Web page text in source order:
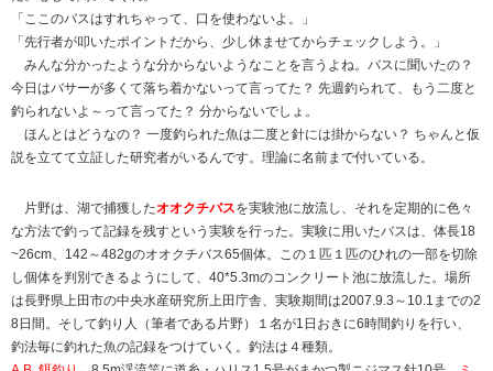
「ここのバスはすれちゃって、口を使わないよ。」
「先行者が叩いたポイントだから、少し休ませてからチェックしよう。」
みんな分かったような分からないようなことを言うよね。バスに聞いたの？
今日はバサーが多くて落ち着かないって言ってた？ 先週釣られて、もう二度と
釣られないよ～って言ってた？ 分からないでしょ。
ほんとはどうなの？ 一度釣られた魚は二度と針には掛からない？ ちゃんと仮
説を立てて立証した研究者がいるんです。理論に名前まで付いている。
片野は、湖で捕獲したオオクチバスを実験池に放流し、それを定期的に色々
な方法で釣って記録を残すという実験を行った。実験に用いたバスは、体長18
~26cm、142～482gのオオクチバス65個体。この１匹１匹のひれの一部を切除
し個体を判別できるようにして、40*5.3mのコンクリート池に放流した。場所
は長野県上田市の中央水産研究所上田庁舎、実験期間は2007.9.3～10.1までの2
8日間。そして釣り人（筆者である片野）１名が1日おきに6時間釣りを行い、
釣法毎に釣れた魚の記録をつけていく。釣法は４種類。